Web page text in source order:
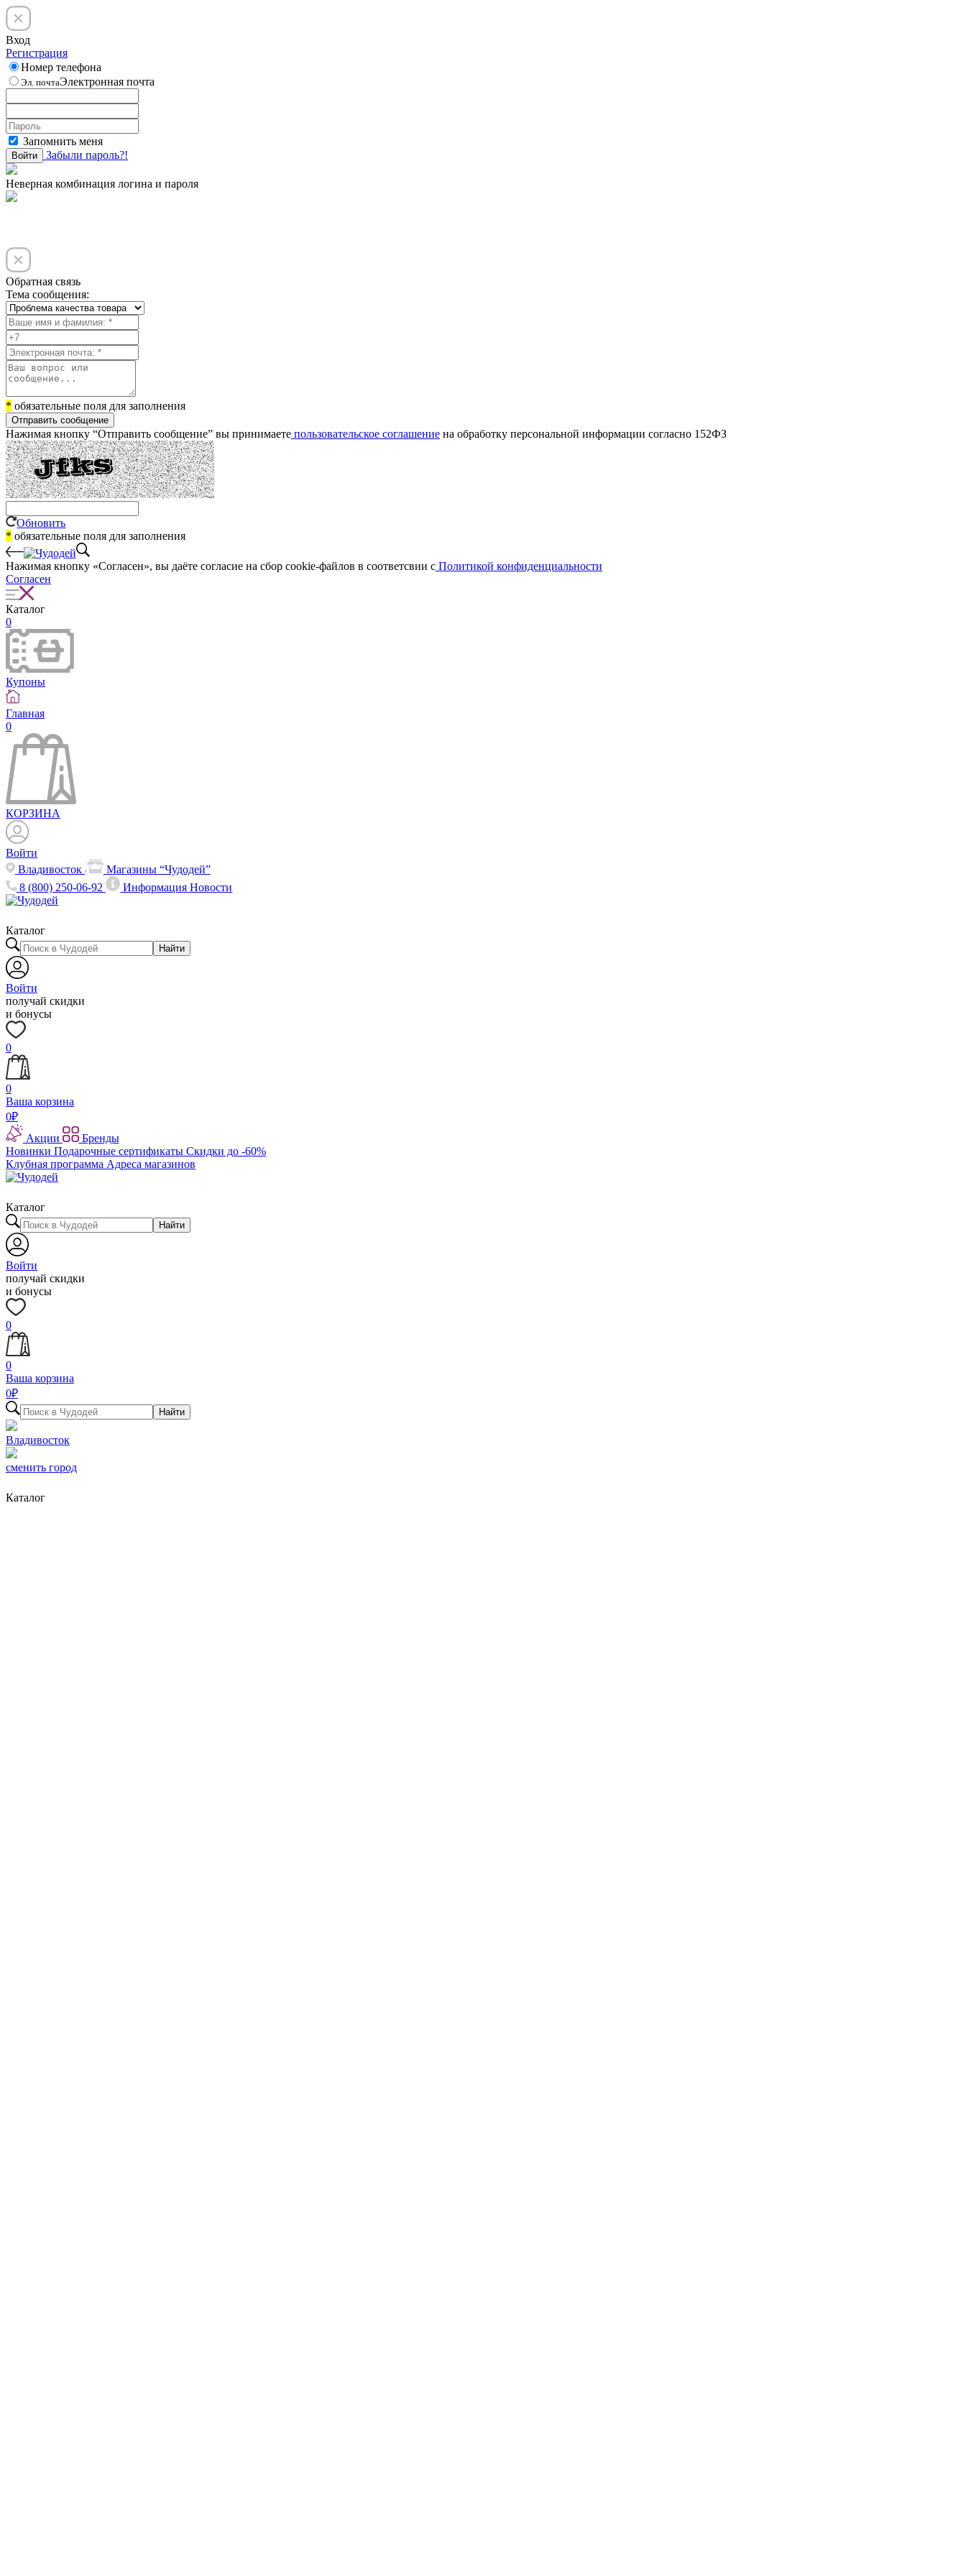
Вход
Регистрация
Номер телефона
Эл. почтаЭлектронная почта
Запомнить меня
Войти Забыли пароль?!
Неверная комбинация логина и пароля
Обратная связь
Тема сообщения:
* обязательные поля для заполнения
Отправить сообщение
Нажимая кнопку “Отправить сообщение” вы принимаете пользовательское соглашение на обработку персональной информации согласно 152ФЗ
Обновить
* обязательные поля для заполнения
Нажимая кнопку «Согласен», вы даёте cогласие на сбор cookie-файлов в соответсвии с Политикой конфиденциальности
Согласен
Каталог
0
Купоны
Главная
0
КОРЗИНА
Войти
Владивосток
Магазины “Чудодей”
8 (800) 250-06-92
ИнформацияНовости
Каталог
Найти
Войти
получай скидки
и бонусы
0
0
Ваша корзина
0₽
Акции
Бренды
Новинки Подарочные сертификаты Скидки до -60%
Клубная программа Адреса магазинов
Каталог
Найти
Войти
получай скидки
и бонусы
0
0
Ваша корзина
0₽
Найти
Владивосток
сменить город
Каталог